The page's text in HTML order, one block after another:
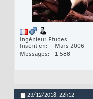
Ingénieur Etudes
Inscrit en
Mars 2006
Messages
1 588
23/12/2018, 22h12